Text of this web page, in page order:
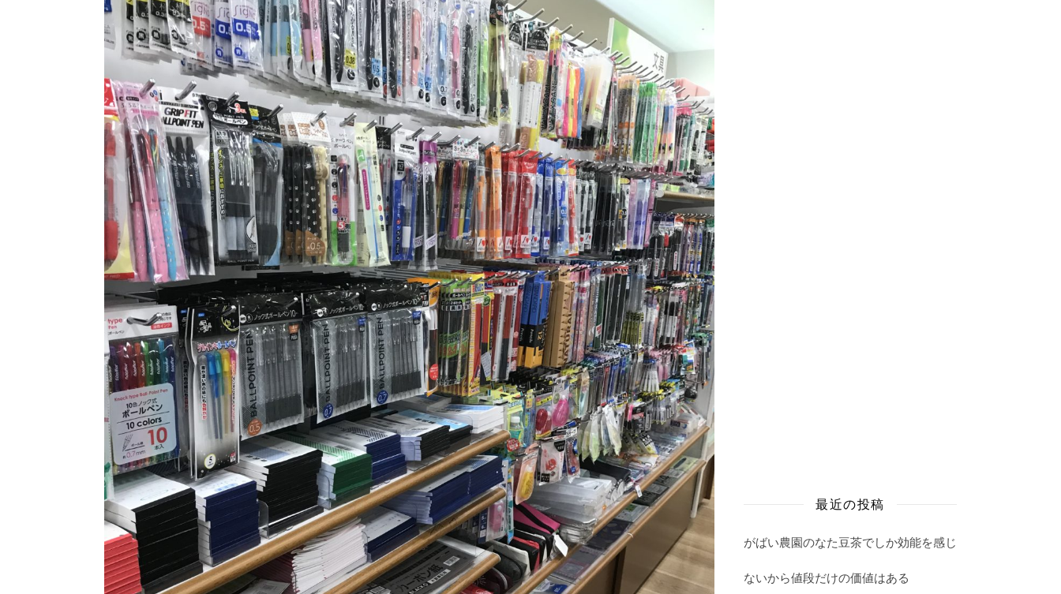
最近の投稿
がばい農園のなた豆茶でしか効能を感じ
ないから値段だけの価値はある